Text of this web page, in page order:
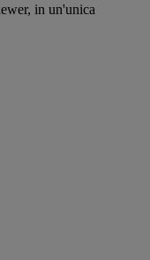
in un'unica